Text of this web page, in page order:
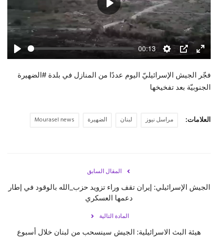
حياة
Play
00:13
Settings
PIP
Enter
Play
فجّر الجيش الإسرائيليّ اليوم عددًا من المنازل في بلدة ‎#الضهيرة
الجنوبيّة بعد تفخيخها
العلامات: مراسل نيوز لبنان الضهيرة Mourasel news
المقال السابق
الجيش الإسرائيلي: إيران تقف وراء تزويد ‎حزب_الله بالوقود في إطار
دعمها العسكري
المادة التالية
هيئة البث ‎الاسرائيلية: الجيش سينسحب من لبنان خلال أسبوع